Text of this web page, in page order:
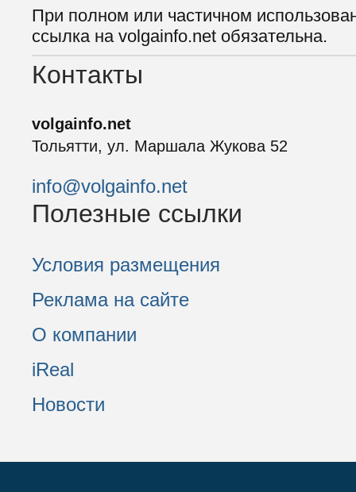
При полном или частичном
ссылка на volgainfo.net обязательна.
Контакты
volgainfo.net
Тольятти, ул. Маршала Жукова 52
info@volgainfo.net
Полезные ссылки
Условия размещения
Реклама на сайте
О компании
iReal
Новости